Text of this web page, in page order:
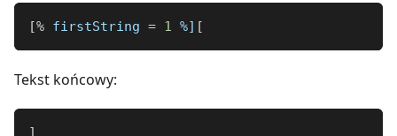
[% firstString = 1 %] [
Tekst końcowy:
]